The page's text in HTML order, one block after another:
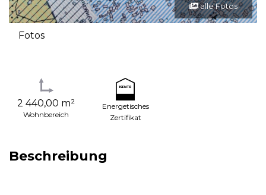
alle Fotos
Fotos
2 440,00 m²
Wohnbereich
Energetisches
Zertifikat
Beschreibung